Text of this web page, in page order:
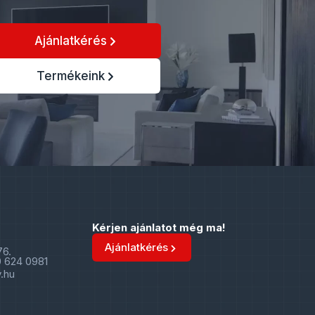
Ajánlatkérés
Termékeink
0981
Kérjen ajánlatot még ma!
Ajánlatkérés